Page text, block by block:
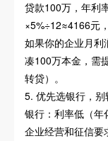
贷款100万，年利
×5%÷12≈4166元
如果你的企业月利
凑100万本金，需
转贷）。
5. 优先选银行，
银行：利率低（年
企业经营和征信要